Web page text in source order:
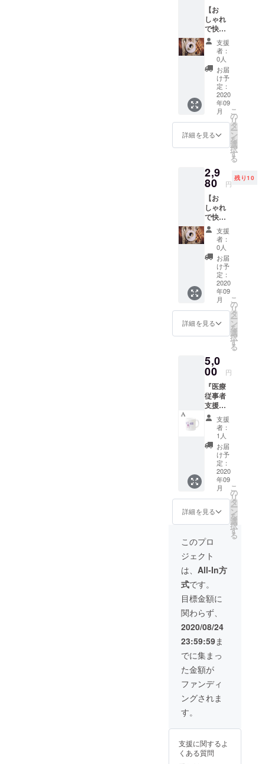
goshi@
gmail.c
om 有効
期限
2020/10
/1~2020
/1/30
ただけ
る権
利。 ★
月額会
員様は
下記
サービ
スも付
いてき
ます★
◆「本
格コー
ヒーが
毎日何
コー
ヒーの
みのご
利用も
もちろ
ん可
能。
◆「ipa
dの貸し
出し」
→動
画・読
書など
自由に
楽しん
でいた
だけれ
す。 ◆
特記事
項◆
１．営
業開始
は９月
１日～
を予定
してお
ります
が数日
の前後
はご了
承下さ
い。
回ご利
用時に
ジェク
トご支
援者で
あるこ
『お礼
のメー
ル』に
て確認
させて
いただ
きま
す。
３．営
業開始
～２か
月以内
に初回
いいた
しま
す。
（やむ
【お
しゃれ
で快適
なフ
リース
ペース
を使い
放題】
（会員
様限
定）＋
【ご支
援お礼
のメー
ル】 →
月額
-が２か
月間お
試しい
ただけ
る権
利。 ★
月額会
員様は
下記
サービ
スも付
いてき
ます★
◆「本
格コー
ヒーが
毎日何
コー
ヒーの
みのご
利用も
もちろ
ん可
能。
◆「ipa
dの貸し
出し」
→動
画・読
書など
自由に
楽しん
でいた
だけれ
りま
特記事
項◆
１．営
業開始
は９月
１日～
を予定
してお
が数日
の前後
はご了
承下さ
い。
２．初
回ご利
ジェク
トご支
援者で
あるこ
支援
者：
0人
お届
け予
定：
2020
年09
月
詳細を見る
こ
の
リ
タ
ー
ン
を
選
択
す
る
2,9
80 円
残り10
【お
しゃれ
で快適
なフ
リース
ペース
を使い
放題】
（会員
様限
定）＋
【ご支
援お礼
のメー
ル】 →
月額
-が１か
月間お
試しい
ただけ
る権
利。
【軽食
ニュー
＋コー
ヒー以
外の別
料金メ
ニュー
2700円
分の食
事券】
は下記
サービ
スも付
いてき
ます★
◆「本
格コー
ヒーが
毎日何
杯でも
飲み放
題」※
コー
ヒーの
みのご
利用も
もちろ
ん可
dの貸し
出し」
→動
画・読
支援
者：
0人
お届
け予
定：
2020
年09
月
詳細を見る
こ
の
リ
タ
ー
ン
を
選
択
す
る
5,0
00 円
『医療
従事者
支援当
社オリ
ジナル
ロゴ』
を使用
したマ
グカッ
プ。 コ
ロナ禍
での
様々な
社会問
題の解
決に対
しての
本プロ
ジェク
トを
「応援
してい
ただけ
る方・
サード
プレイ
スは使
わない
けど応
援する
よ。」
という
方はこ
ちらで
す。 気
かりで
はあり
支援
者：
1人
お届
け予
定：
2020
年09
月
詳細を見る
こ
の
リ
タ
ー
ン
を
選
択
す
る
このプロ
ジェクト
は、 All-In方
式です。
目標金額に
関わらず、
2020/08/24
23:59:59ま
でに集まっ
た金額が
ファンディ
ングされま
す。
支援に関するよ
くある質問